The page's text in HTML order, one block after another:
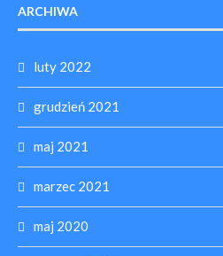
ARCHIWA
luty 2022
grudzień 2021
maj 2021
marzec 2021
maj 2020